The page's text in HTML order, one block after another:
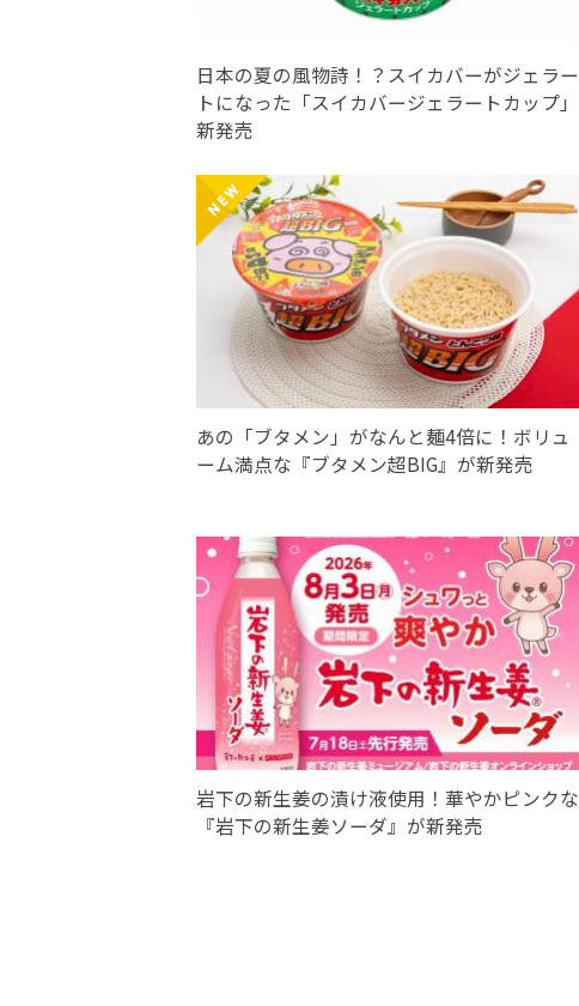
日本の夏の風物詩！？スイカバーがジェラー
トになった「スイカバージェラートカップ」
新発売
あの「ブタメン」がなんと麺4倍に！ボリュ
ーム満点な『ブタメン超BIG』が新発売
岩下の新生姜の漬け液使用！華やかピンクな
『岩下の新生姜ソーダ』が新発売